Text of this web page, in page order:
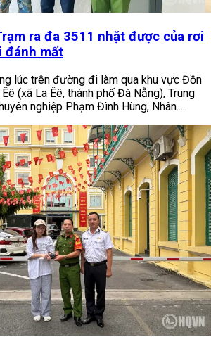
ra đa 3511 nhặt được của rơi
đánh mất
lúc trên đường đi làm qua khu vực Đồn
(xã La Êê, thành phố Đà Nẵng), Trung
nghiệp Phạm Đình Hùng, Nhân....